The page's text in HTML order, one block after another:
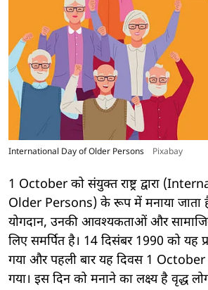
International Day of Older Persons Pixabay
1 October को संयुक्त राष्ट्र द्वारा
Older Persons) के रूप में मनाया जाता
योगदान, उनकी आवश्यकताओं और
लिए समर्पित है। 14 दिसंबर 1990 को यह
गया और पहली बार यह दिवस 1 October
गया। इस दिन को मनाने का लक्ष्य है वृद्ध